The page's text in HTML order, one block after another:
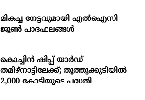
മികച്ച നേട്ടവുമായി എൽഐസി
ജൂൺ പാദഫലങ്ങൾ
കൊച്ചിന്‍ ഷിപ്പ് യാർഡ്
തമിഴ്നാട്ടിലേക്ക്; തൂത്തുക്കുടിയിൽ
2,000 കോടിയുടെ പദ്ധതി